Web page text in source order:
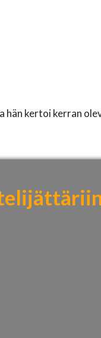
kertoi kerran